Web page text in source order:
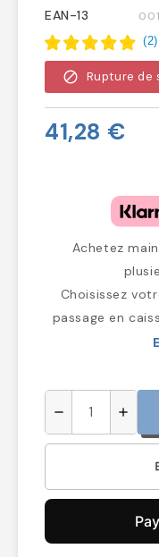
EAN-13
(2)
block Rupture de
41,28 €
Achetez
Choisissez
passage en
remove add